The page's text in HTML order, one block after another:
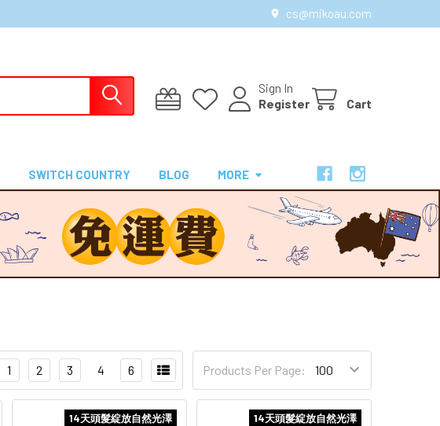
cs@mikoau.com
Sign In
Register
Cart
SWITCH COUNTRY BLOG MORE
Products Per Page:
1 2 3 4 6
14天頭髮綻放自然光澤 14天頭髮綻放自然光澤